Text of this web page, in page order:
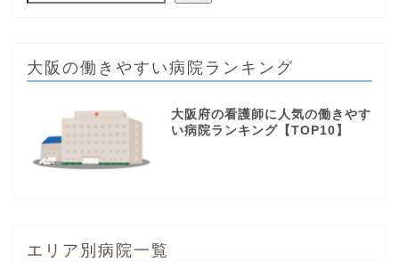
大阪の働きやすい病院ランキング
大阪府の看護師に人気の働きやす
い病院ランキング【TOP10】
エリア別病院一覧